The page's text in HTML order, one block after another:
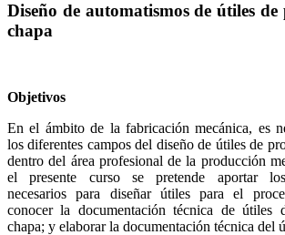
Diseño de automatismos de útiles de
chapa
Objetivos
En el ámbito de la fabricación mecánica, es
los diferentes campos del diseño de útiles de
dentro del área profesional de la producción
el presente curso se pretende aportar
necesarios para diseñar útiles para el
conocer la documentación técnica de útiles
chapa; y elaborar la documentación técnica del